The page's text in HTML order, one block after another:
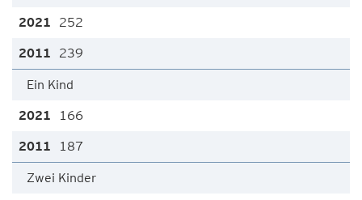
252
239
Ein Kind
166
187
Zwei Kinder